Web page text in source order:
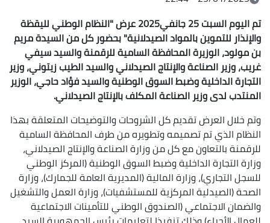
تم اليوم السبت 25 جانفي2025 عرض "النظام الوطني لليقظة
والإنذار للتموين بالمواد الصيدلانية" بحضور كل من السيدة مريم
بن مولود، الوزيرة المحافظة السامية للرقمنة والسيد سيفي
غريب، وزير الصناعة والإنتاج الصيدلاني والسيد الطيب زيتوني، وزير
التجارة الداخلية وضبط السوق الوطنية والسيد فؤاد حاجي، الوزير
المنتدب لدى وزير الصناعة المكلف بالإنتاج الصيدلاني.
وتم خلال العرض تقديم كل الشروحات والتوضيحات المتعلقة بهذا
النظام الذي تم تصميمه وتطويره من طرف المحافظة السامية
للرقمنة بالتعاون مع كل من وزارة الصناعة والإنتاج الصيدلاني،
وزارة التجارة الداخلية وضبط السوق الوطنية (المركز الوطني
للسجل التجاري)، وزارة المالية (المديرية العامة للجمارك)، وزارة
الصحة (الصيدلية المركزية للمستشفيات)، وزارة العمل والتشغيل
والضمان الاجتماعي (الصندوق الوطني للتأمينات الاجتماعية